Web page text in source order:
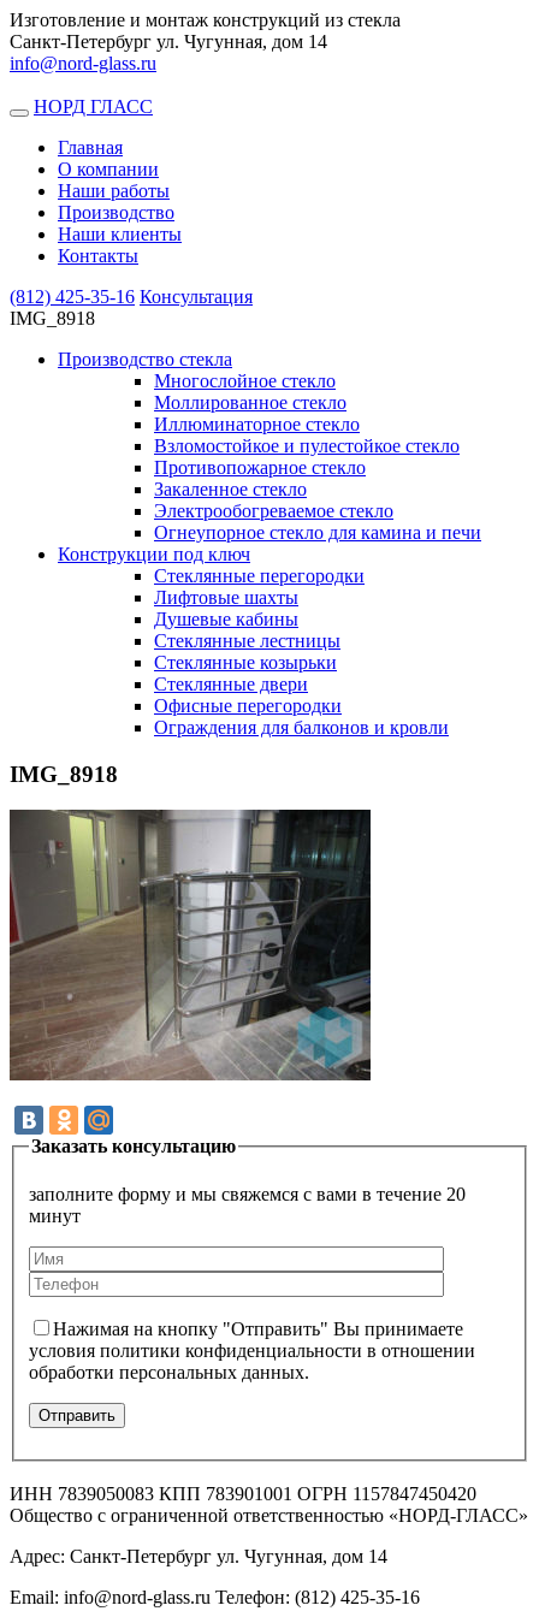
Изготовление и монтаж конструкций из стекла
Санкт-Петербург ул. Чугунная, дом 14
info@nord-glass.ru
Toggle
navigation
НОРД ГЛАСС
Главная
О компании
Наши работы
Производство
Наши клиенты
Контакты
(812) 425-35-16 Консультация
IMG_8918
Производство стекла
Многослойное стекло
Моллированное стекло
Иллюминаторное стекло
Взломостойкое и пулестойкое стекло
Противопожарное стекло
Закаленное стекло
Электрообогреваемое стекло
Огнеупорное стекло для камина и печи
Конструкции под ключ
Стеклянные перегородки
Лифтовые шахты
Душевые кабины
Cтеклянные лестницы
Cтеклянные козырьки
Cтеклянные двери
Офисные перегородки
Ограждения для балконов и кровли
IMG_8918
Заказать консультацию
заполните форму и мы свяжемся с вами в течение 20
минут
Нажимая на кнопку "Отправить" Вы принимаете
условия политики конфиденциальности в отношении
обработки персональных данных.
ИНН 7839050083 КПП 783901001 ОГРН 1157847450420
Общество с ограниченной ответственностью «НОРД-ГЛАСС»
Адрес: Санкт-Петербург ул. Чугунная, дом 14
Email: info@nord-glass.ru Телефон: (812) 425-35-16